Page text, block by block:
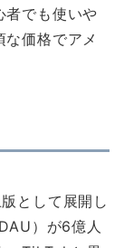
者でも使いや
価格でアメ
として展開し
）が6億人